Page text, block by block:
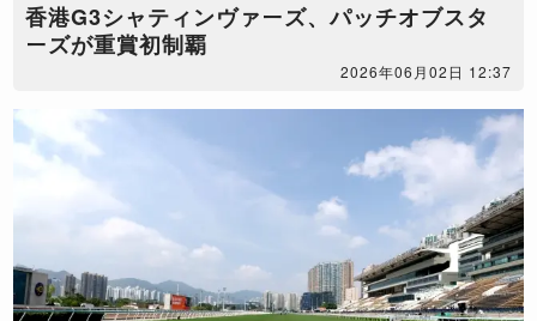
香港G3シャティンヴァーズ、パッチオブスタ
ーズが重賞初制覇
2026年06月02日 12:37